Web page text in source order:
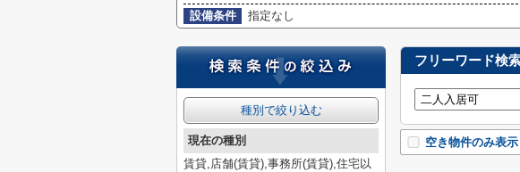
設備条件
指定なし
フリーワード検
空き物件のみ表示
種別で絞り込む
現在の種別
賃貸,店舗(賃貸),事務所(賃貸),住宅以